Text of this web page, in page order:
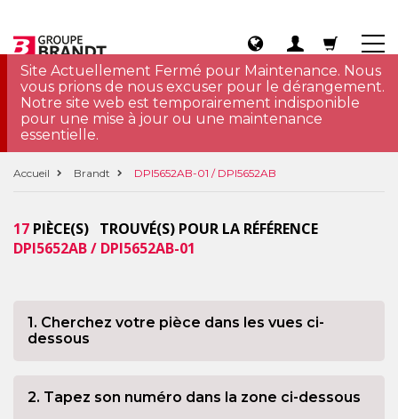
Site Actuellement Fermé pour Maintenance. Nous
vous prions de nous excuser pour le dérangement.
Notre site web est temporairement indisponible
pour une mise à jour ou une maintenance
essentielle.
Accueil Brandt DPI5652AB-01 / DPI5652AB
17 PIÈCE(S) TROUVÉ(S) POUR LA RÉFÉRENCE
DPI5652AB / DPI5652AB-01
1. Cherchez votre pièce dans les vues ci-
dessous
2. Tapez son numéro dans la zone ci-dessous